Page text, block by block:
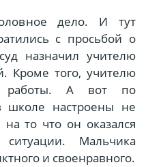
дело. И тут
с просьбой о
назначил учителю
Кроме того, учителю
работы. А вот по
настроены не
то что он оказался
Мальчика
и своенравного.